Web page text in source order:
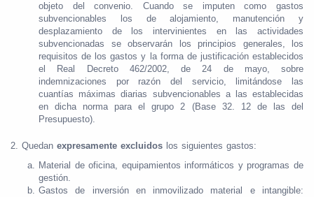
objeto del convenio. Cuando se imputen como gastos
subvencionables los de alojamiento, manutención y
desplazamiento de los intervinientes en las actividades
subvencionadas se observarán los principios generales, los
requisitos de los gastos y la forma de justificación establecidos
el Real Decreto 462/2002, de 24 de mayo, sobre
indemnizaciones por razón del servicio, limitándose las
cuantías máximas diarias subvencionables a las establecidas
en dicha norma para el grupo 2 (Base 32. 12 de las del
Presupuesto).
2. Quedan expresamente excluidos los siguientes gastos:
Material de oficina, equipamientos informáticos y programas de
gestión.
Gastos de inversión en inmovilizado material e intangible: